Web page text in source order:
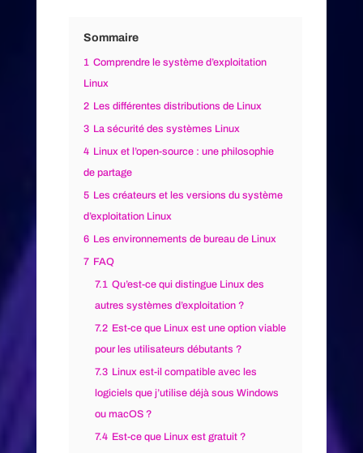
Sommaire
1 Comprendre le système d’exploitation
Linux
2 Les différentes distributions de Linux
3 La sécurité des systèmes Linux
4 Linux et l’open-source : une philosophie
de partage
5 Les créateurs et les versions du système
d’exploitation Linux
6 Les environnements de bureau de Linux
7 FAQ
7.1 Qu’est-ce qui distingue Linux des
autres systèmes d’exploitation ?
7.2 Est-ce que Linux est une option viable
pour les utilisateurs débutants ?
7.3 Linux est-il compatible avec les
logiciels que j’utilise déjà sous Windows
ou macOS ?
7.4 Est-ce que Linux est gratuit ?